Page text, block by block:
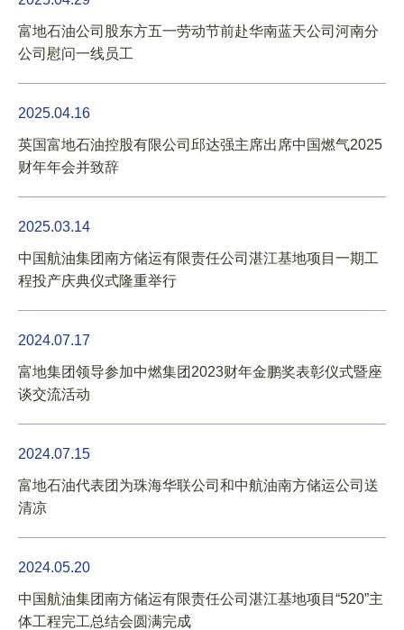
富地石油公司股东方五一劳动节前赴华南蓝天公司河南分
公司慰问一线员工
2025.04.16
英国富地石油控股有限公司邱达强主席出席中国燃气2025
财年年会并致辞
2025.03.14
中国航油集团南方储运有限责任公司湛江基地项目一期工
程投产庆典仪式隆重举行
2024.07.17
富地集团领导参加中燃集团2023财年金鹏奖表彰仪式暨座
谈交流活动
2024.07.15
富地石油代表团为珠海华联公司和中航油南方储运公司送
清凉
2024.05.20
中国航油集团南方储运有限责任公司湛江基地项目“520”主
体工程完工总结会圆满完成